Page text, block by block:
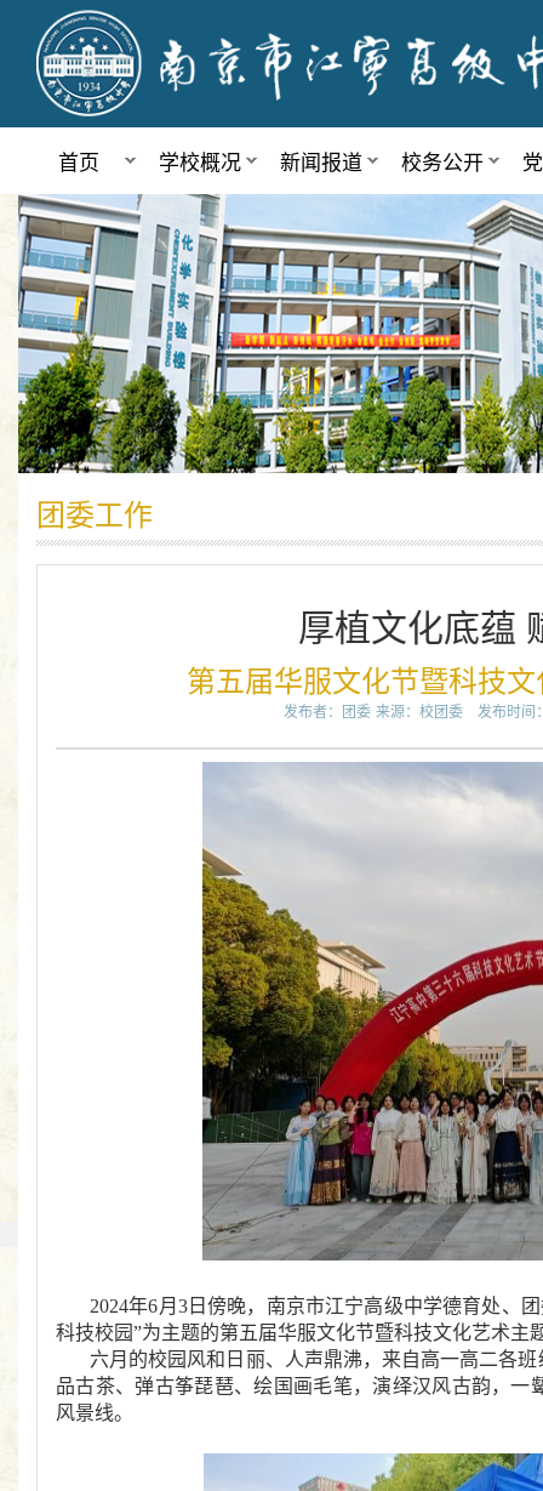
首页 学校概况 新闻报道 校务公开
团委工作
厚植文化底蕴
第五届华服文化节暨科技
发布者：团委 来源：校团委 发布时间
2024年6月3日傍晚，南京市江宁高级中学德育处、
科技校园”为主题的第五届华服文化节暨科技文化艺术主
六月的校园风和日丽、人声鼎沸，来自高一高二各
品古茶、弹古筝琵琶、绘国画毛笔，演绎汉风古韵，
风景线。